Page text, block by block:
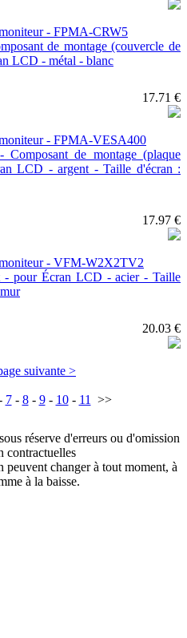
de montage (couvercle de
LCD - métal - blanc
17.71 €
de montage (plaque
LCD - argent - Taille d'écran :
17.97 €
pour Écran LCD - acier - Taille
20.03 €
suivante >
7- 8- 9- 10- 11 >>
réserve d'erreurs ou d'omission
contractuelles
changer à tout moment, à
à la baisse.